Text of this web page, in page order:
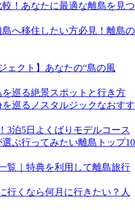
！あなたに最適な離島を見つ
島へ移住したい方必見！離島の
ェクト】あなたの“島の風
巡る絶景スポットと行き方
巡るノスタルジックなおすす
3泊5日よくばりモデルコース
ぶ行ってみたい離島トップ10
覧｜特典を利用して離島旅行
行くなら何月に行きたい？人